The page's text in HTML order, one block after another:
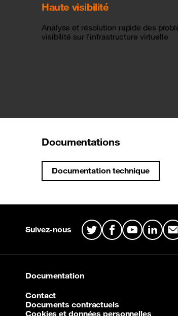
Haute visibilité
Analyse et résolution rapide des
visibilité sur l’infrastructure virtuelle
Documentations
Documentation technique
Suivez-nous TwitterFacebook
Youtube
Documentation
Contact
Documents contractuels
Cookies et données personnelles